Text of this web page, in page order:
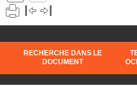
RECHERCHE DANS LE
DOCUMENT